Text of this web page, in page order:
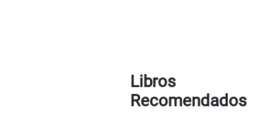
Libros
Recomendados